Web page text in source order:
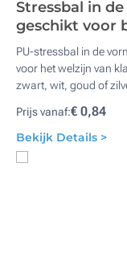
Stressbal in
geschikt voor
PU-stressbal in de
voor het welzijn van
zwart, wit, goud of
Prijs vanaf:€ 0,84
Bekijk Details >